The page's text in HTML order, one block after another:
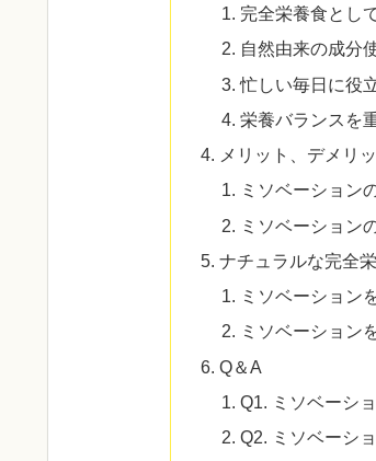
完全栄養食とし
自然由来の成分
忙しい毎日に役
栄養バランスを
メリット、デメリ
ミソベーション
ミソベーション
ナチュラルな完全
ミソベーション
ミソベーション
Q＆A
Q1. ミソベーシ
Q2. ミソベーシ